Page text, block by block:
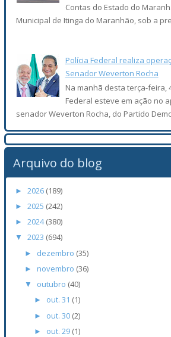
Contas do Estado do
Municipal de Itinga do Maranhão, sob a
Polícia Federal realiza
Senador Weverton Rocha
Na manhã desta terça-feira,
Federal esteve em ação no
senador Weverton Rocha, do Partido
Arquivo do blog
►2026 (189)
►2025 (242)
►2024(380)
▼2023 (694)
► dezembro (35)
► novembro (36)
▼ outubro (40)
► out. 31 (1)
► out. 30 (2)
► out. 29 (1)